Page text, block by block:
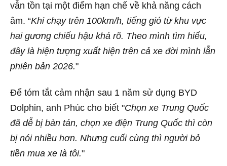
vẫn tồn tại một điểm hạn chế về khả năng cách
âm. “Khi chạy trên 100km/h, tiếng gió từ khu vực
hai gương chiếu hậu khá rõ. Theo mình tìm hiểu,
đây là hiện tượng xuất hiện trên cả xe đời mình lẫn
phiên bản 2026."
Để tóm tắt cảm nhận sau 1 năm sử dụng BYD
Dolphin, anh Phúc cho biết "Chọn xe Trung Quốc
đã dễ bị bàn tán, chọn xe điện Trung Quốc thì còn
bị nói nhiều hơn. Nhưng cuối cùng thì người bỏ
tiền mua xe là tôi."